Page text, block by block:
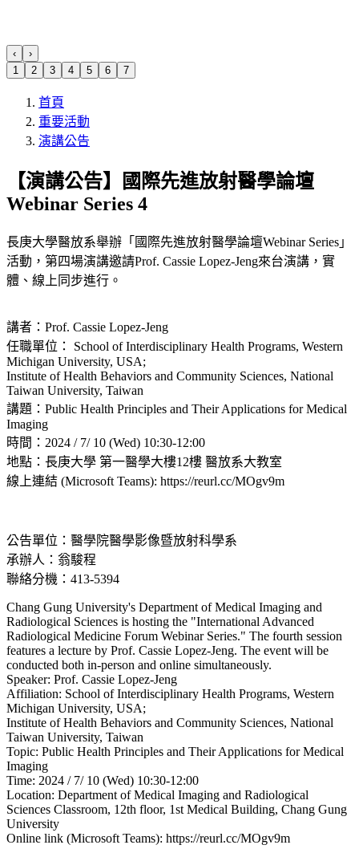
‹
›
1
2 3 4 5 6 7
首頁
重要活動
演講公告
【演講公告】國際先進放射醫學論壇
Webinar Series 4
長庚大學醫放系舉辦「國際先進放射醫學論壇Webinar Series」
活動，第四場演講邀請Prof. Cassie Lopez-Jeng來台演講，實
體、線上同步進行。
講者：Prof. Cassie Lopez-Jeng
任職單位： School of Interdisciplinary Health Programs, Western
Michigan University, USA;
Institute of Health Behaviors and Community Sciences, National
Taiwan University, Taiwan
講題：Public Health Principles and Their Applications for Medical
Imaging
時間：2024 / 7/ 10 (Wed) 10:30-12:00
地點：長庚大學 第一醫學大樓12樓 醫放系大教室
線上連結 (Microsoft Teams): https://reurl.cc/MOgv9m
公告單位：醫學院醫學影像暨放射科學系
承辦人：翁駿程
聯絡分機：413-5394
Chang Gung University's Department of Medical Imaging and
Radiological Sciences is hosting the "International Advanced
Radiological Medicine Forum Webinar Series." The fourth session
features a lecture by Prof. Cassie Lopez-Jeng. The event will be
conducted both in-person and online simultaneously.
Speaker: Prof. Cassie Lopez-Jeng
Affiliation: School of Interdisciplinary Health Programs, Western
Michigan University, USA;
Institute of Health Behaviors and Community Sciences, National
Taiwan University, Taiwan
Topic: Public Health Principles and Their Applications for Medical
Imaging
Time: 2024 / 7/ 10 (Wed) 10:30-12:00
Location: Department of Medical Imaging and Radiological
Sciences Classroom, 12th floor, 1st Medical Building, Chang Gung
University
Online link (Microsoft Teams): https://reurl.cc/MOgv9m